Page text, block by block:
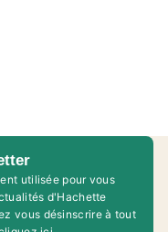
utilisée pour vous
d'Hachette
vous désinscrire à tout